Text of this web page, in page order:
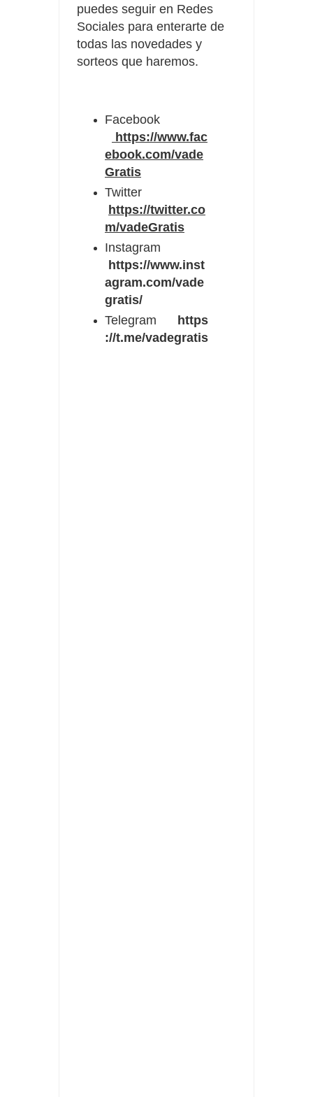
puedes seguir en Redes
Sociales para enterarte de
todas las novedades y
sorteos que haremos.
Facebook
https://www.fac
ebook.com/vade
Gratis
Twitter
https://twitter.co
m/vadeGratis
Instagram
https://www.inst
agram.com/vade
gratis/
Telegram
https
://t.me/vadegratis